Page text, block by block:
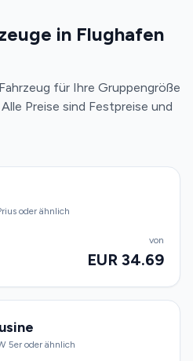
in Flughafen
für Ihre Gruppengröße
Preise sind Festpreise und
oder ähnlich
von
EUR 34.69
5er oder ähnlich